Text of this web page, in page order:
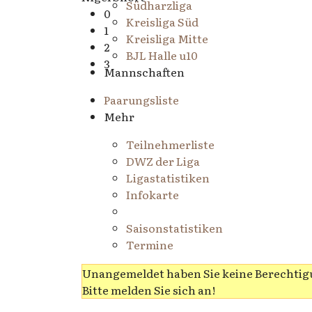
0
1
2
3
Südharzliga
Kreisliga Süd
Kreisliga Mitte
BJL Halle u10
Mannschaften
Paarungsliste
Mehr
Teilnehmerliste
DWZ der Liga
Ligastatistiken
Infokarte
Saisonstatistiken
Termine
Unangemeldet haben Sie keine
Bitte melden Sie sich an!